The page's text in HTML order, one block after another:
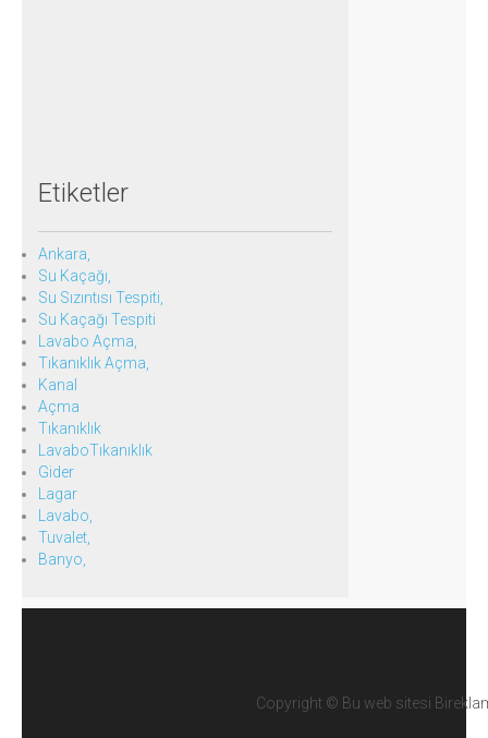
Etiketler
Ankara,
Su Kaçağı,
Su Sızıntısı Tespiti,
Su Kaçağı Tespiti
Lavabo Açma,
Tıkanıklık Açma,
Kanal
Açma
Tıkanıklık
LavaboTıkanıklık
Gider
Lagar
Lavabo,
Tuvalet,
Banyo,
Copyright © Bu web sitesi